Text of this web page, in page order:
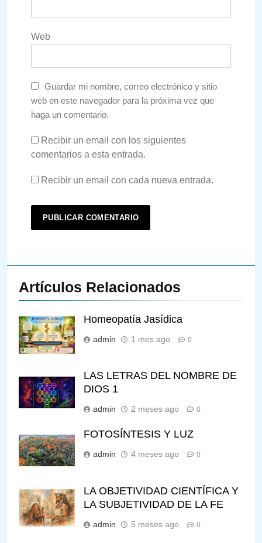
Web
Guardar mi nombre, correo electrónico y sitio
web en este navegador para la próxima vez que
haga un comentario.
Recibir un email con los siguientes
comentarios a esta entrada.
Recibir un email con cada nueva entrada.
Artículos Relacionados
Homeopatía Jasídica
admin 1 mes ago 0
LAS LETRAS DEL NOMBRE DE
DIOS 1
admin 2 meses ago 0
FOTOSÍNTESIS Y LUZ
admin 4 meses ago 0
LA OBJETIVIDAD CIENTÍFICA Y
LA SUBJETIVIDAD DE LA FE
admin 5 meses ago 0